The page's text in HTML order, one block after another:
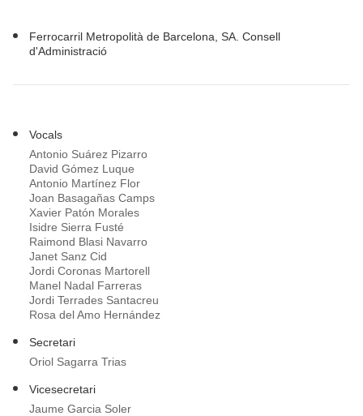
Ferrocarril Metropolità de Barcelona, SA. Consell
d'Administració
Vocals
Antonio Suárez Pizarro
David Gómez Luque
Antonio Martínez Flor
Joan Basagañas Camps
Xavier Patón Morales
Isidre Sierra Fusté
Raimond Blasi Navarro
Janet Sanz Cid
Jordi Coronas Martorell
Manel Nadal Farreras
Jordi Terrades Santacreu
Rosa del Amo Hernández
Secretari
Oriol Sagarra Trias
Vicesecretari
Jaume Garcia Soler